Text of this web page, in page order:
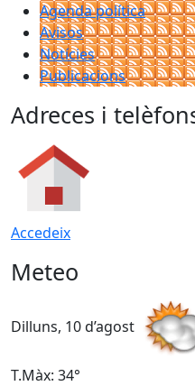
Agenda política
Avisos
Notícies
Publicacions
Adreces i
Accedeix
Meteo
Dilluns, 10 d’agost
T.Màx: 34°